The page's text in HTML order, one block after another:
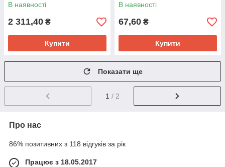
В наявності
2 311,40 ₴
Купити
В наявності
67,60 ₴
Купити
Показати ще
1 / 2
Про нас
86% позитивних з 118 відгуків за рік
Працює з 18.05.2017